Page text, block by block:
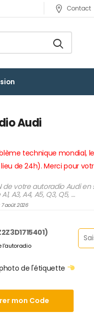
Contact
Audi
technique mondial,
de 24h). Merci pour
de votre autoradio Audi
A3, A4, A5, Q3, Q5, …
août 2026
l'autoradio
de l'étiquette
mon Code